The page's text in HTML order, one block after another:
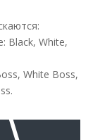
Black, White,
White Boss,